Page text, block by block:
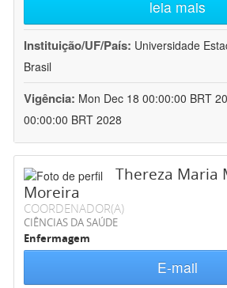
leia mais
Instituição/UF/País: Universidade
Brasil
Vigência: Mon Dec 18 00:00:00 BRT
00:00:00 BRT 2028
Thereza Maria
Moreira
COORDENADOR(A)
CIÊNCIAS DA SAÚDE
Enfermagem
E-mail